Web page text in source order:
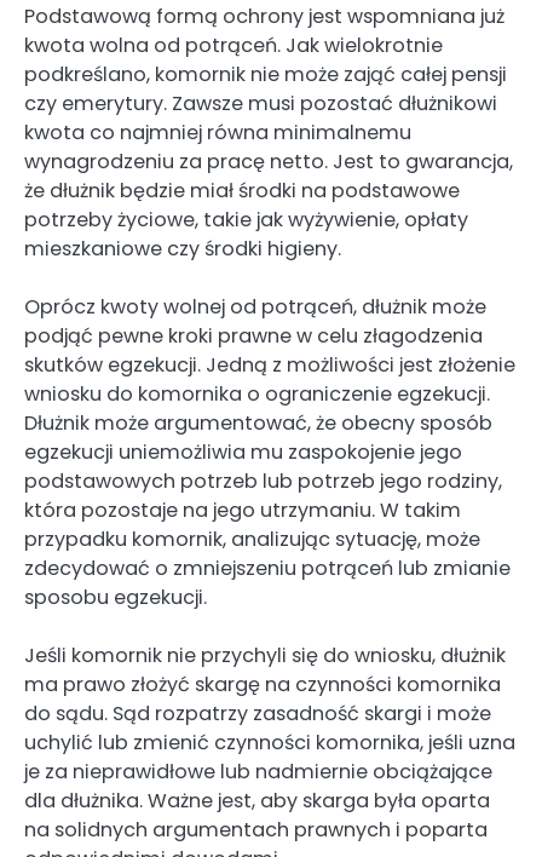
Podstawową formą ochrony jest wspomniana już
kwota wolna od potrąceń. Jak wielokrotnie
podkreślano, komornik nie może zająć całej pensji
czy emerytury. Zawsze musi pozostać dłużnikowi
kwota co najmniej równa minimalnemu
wynagrodzeniu za pracę netto. Jest to gwarancja,
że dłużnik będzie miał środki na podstawowe
potrzeby życiowe, takie jak wyżywienie, opłaty
mieszkaniowe czy środki higieny.
Oprócz kwoty wolnej od potrąceń, dłużnik może
podjąć pewne kroki prawne w celu złagodzenia
skutków egzekucji. Jedną z możliwości jest złożenie
wniosku do komornika o ograniczenie egzekucji.
Dłużnik może argumentować, że obecny sposób
egzekucji uniemożliwia mu zaspokojenie jego
podstawowych potrzeb lub potrzeb jego rodziny,
która pozostaje na jego utrzymaniu. W takim
przypadku komornik, analizując sytuację, może
zdecydować o zmniejszeniu potrąceń lub zmianie
sposobu egzekucji.
Jeśli komornik nie przychyli się do wniosku, dłużnik
ma prawo złożyć skargę na czynności komornika
do sądu. Sąd rozpatrzy zasadność skargi i może
uchylić lub zmienić czynności komornika, jeśli uzna
je za nieprawidłowe lub nadmiernie obciążające
dla dłużnika. Ważne jest, aby skarga była oparta
na solidnych argumentach prawnych i poparta